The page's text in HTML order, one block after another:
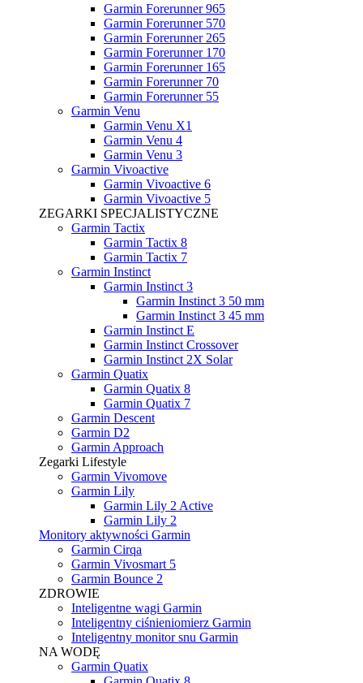
Garmin Forerunner 965
Garmin Forerunner 570
Garmin Forerunner 265
Garmin Forerunner 170
Garmin Forerunner 165
Garmin Forerunner 70
Garmin Forerunner 55
Garmin Venu
Garmin Venu X1
Garmin Venu 4
Garmin Venu 3
Garmin Vivoactive
Garmin Vivoactive 6
Garmin Vivoactive 5
ZEGARKI SPECJALISTYCZNE
Garmin Tactix
Garmin Tactix 8
Garmin Tactix 7
Garmin Instinct
Garmin Instinct 3
Garmin Instinct 3 50 mm
Garmin Instinct 3 45 mm
Garmin Instinct E
Garmin Instinct Crossover
Garmin Instinct 2X Solar
Garmin Quatix
Garmin Quatix 8
Garmin Quatix 7
Garmin Descent
Garmin D2
Garmin Approach
Zegarki Lifestyle
Garmin Vivomove
Garmin Lily
Garmin Lily 2 Active
Garmin Lily 2
Monitory aktywności Garmin
Garmin Cirqa
Garmin Vivosmart 5
Garmin Bounce 2
ZDROWIE
Inteligentne wagi Garmin
Inteligentny ciśnieniomierz Garmin
Inteligentny monitor snu Garmin
NA WODĘ
Garmin Quatix